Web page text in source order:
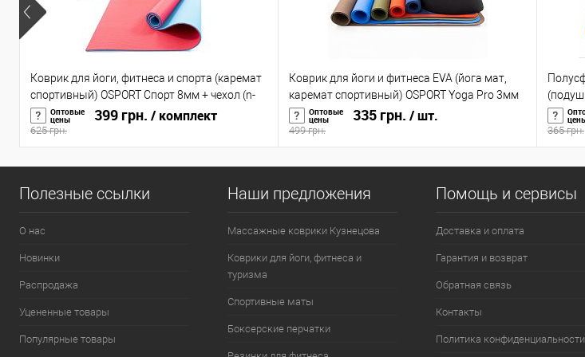
Коврик для йоги, фитнеса и спорта (каремат
спортивный) OSPORT Спорт 8мм + чехол (n-
0008)Оптовые
цены 399 грн. / комплект
625 грн.
Коврик для йоги и фитнеса EVA (йога мат,
каремат спортивный) OSPORT Yoga Pro 3мм
(OF-0088)
Оптовые
цены 335 грн. / шт.
499 грн.
(OF-
365 грн.
Полезные ссылки
О нас
Новинки
Распродажа
Уцененные товары
Популярные товары
Наши предложения
Массажные коврики Кузнецова
Коврики для йоги, фитнеса и
туризма
Спортивные маты
Боксерские перчатки
Помощь и сервисы
Доставка и оплата
Гарантия и возврат
Обратная связь
Контакты
Политика конфиденциальности